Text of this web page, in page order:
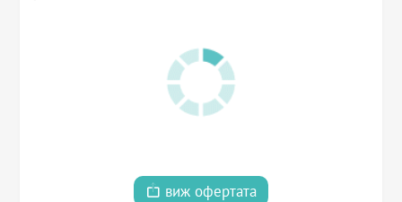
виж офертата